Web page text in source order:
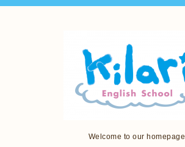
Welcome to our homepage